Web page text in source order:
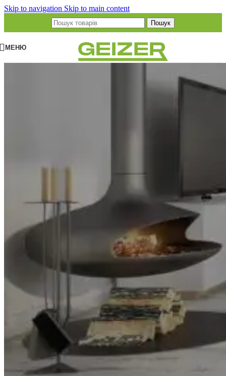
Skip to navigation Skip to main content
Пошук
МЕНЮ